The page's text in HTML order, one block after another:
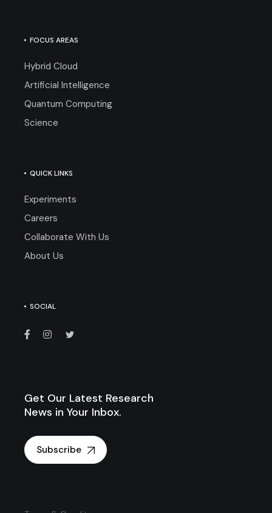
FOCUS AREAS
Hybrid Cloud
Artificial Intelligence
Quantum Computing
Science
QUICK LINKS
Experiments
Careers
Collaborate With Us
About Us
SOCIAL
Get Our Latest Research
News in Your Inbox.
Subscribe